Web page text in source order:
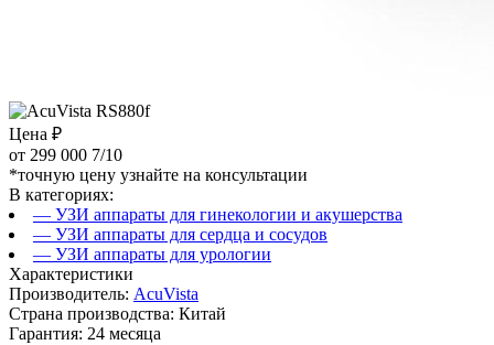
Цена ₽
от 299 000 7/10
*точную цену узнайте на консультации
В категориях:
— УЗИ аппараты для гинекологии и акушерства
— УЗИ аппараты для сердца и сосудов
— УЗИ аппараты для урологии
Характеристики
Производитель: AcuVista
Страна производства: Китай
Гарантия: 24 месяца